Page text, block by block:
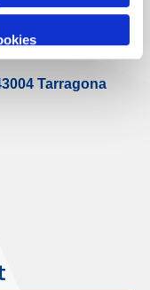
Tarragona